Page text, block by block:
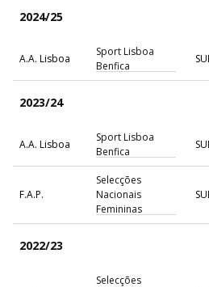
2024/25
A.A. Lisboa
Sport Lisboa
Benfica
2023/24
A.A. Lisboa
Sport Lisboa
Benfica
F.A.P.
Selecções
Nacionais
Femininas
2022/23
Selecções